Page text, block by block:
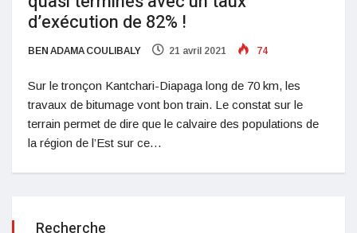
d’exécution de 82% !
BEN ADAMA COULIBALY 21 avril 2021 74
Sur le tronçon Kantchari-Diapaga long de 70 km, les
travaux de bitumage vont bon train. Le constat sur le
terrain permet de dire que le calvaire des populations de
la région de l’Est sur ce…